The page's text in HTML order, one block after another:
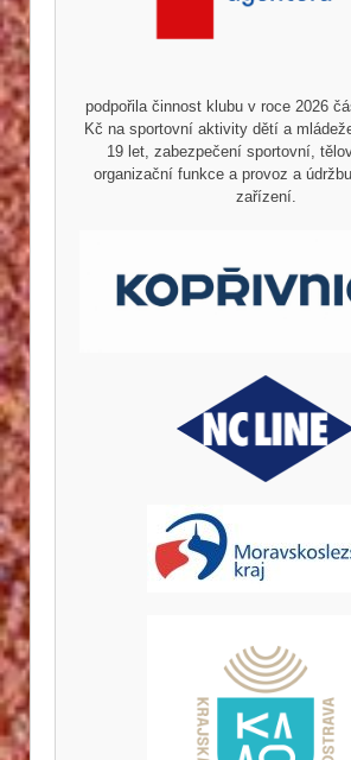
podpořila činnost klubu v roce 2026
Kč na sportovní aktivity dětí a
19 let, zabezpečení sportovní,
organizační funkce a provoz a
zařízení.